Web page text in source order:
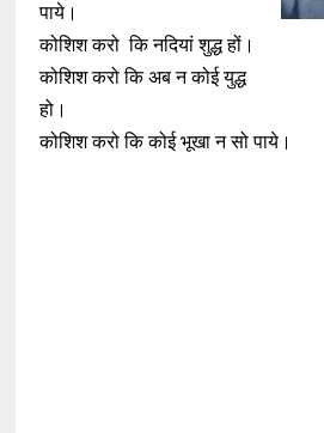
पाये।
कोशिश करो कि नदियां शुद्ध हों।
कोशिश करो कि अब न कोई युद्ध
हो।
कोशिश करो कि कोई भूखा न सो पाये।